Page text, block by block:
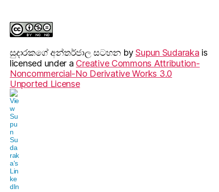
සුදාරක‍ගේ අන්තර්ජාල සටහන bySupun Sudaraka is
licensed under a Creative Commons Attribution-
Noncommercial-No Derivative Works 3.0
Unported License